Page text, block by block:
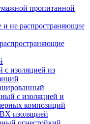
пропитанной
и не распространяющие
с изоляцией из
с изоляцией и
композиций
изоляцией